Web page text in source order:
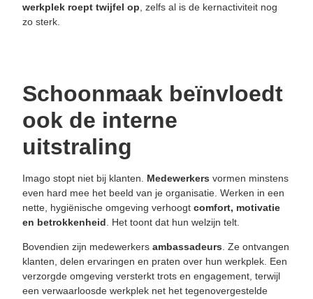
werkplek roept twijfel op, zelfs al is de kernactiviteit nog
zo sterk.
Schoonmaak beïnvloedt
ook de interne
uitstraling
Imago stopt niet bij klanten. Medewerkers vormen minstens
even hard mee het beeld van je organisatie. Werken in een
nette, hygiënische omgeving verhoogtcomfort, motivatie
en betrokkenheid . Het toont dat hun welzijn telt.
Bovendien zijn medewerkersambassadeurs . Ze ontvangen
klanten, delen ervaringen en praten over hun werkplek. Een
verzorgde omgeving versterkt trots en engagement, terwijl
een verwaarloosde werkplek net het tegenovergestelde